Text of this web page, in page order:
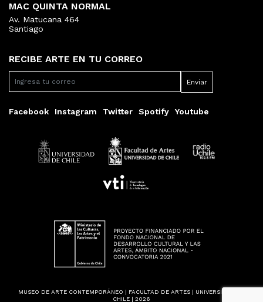
RECIBE ARTE EN TU CORREO
Facebook Instagram Twitter Spotify Youtube
MAC QUINTA NORMAL
Av. Matucana 464
Santiago
MUSEO DE ARTE CONTEMPORÁNEO | FACULTAD DE ARTES | UNIVERSIDAD DE
CHILE | 2026